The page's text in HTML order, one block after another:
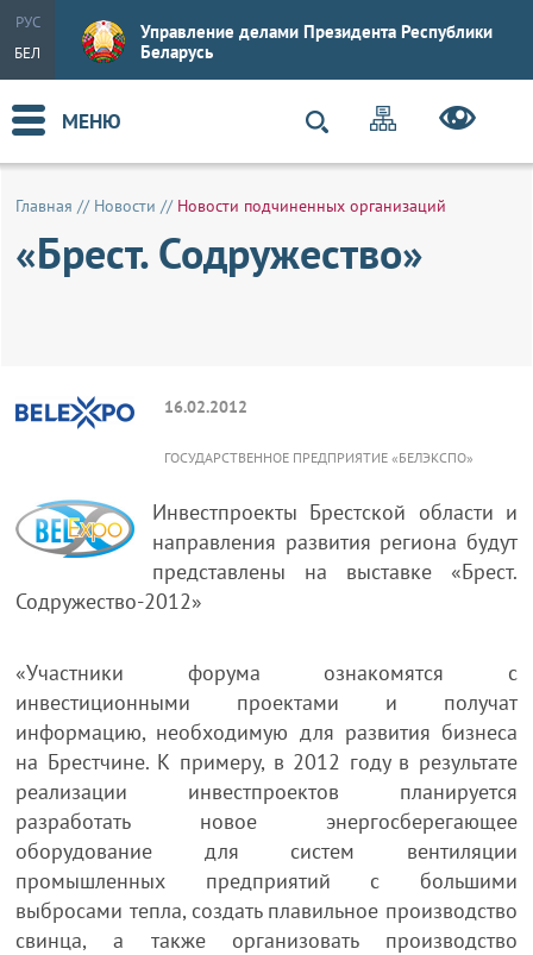
РУС
БЕЛ
Управление делами Президента Республики
Беларусь
МЕНЮ
Главная // Новости // Новости подчиненных организаций
«Брест. Содружество»
16.02.2012
ГОСУДАРСТВЕННОЕ ПРЕДПРИЯТИЕ «БЕЛЭКСПО»
Инвестпроекты Брестской области и
направления развития региона будут
представлены на выставке «Брест.
Содружество-2012»
«Участники форума ознакомятся с
инвестиционными проектами и получат
информацию, необходимую для развития бизнеса
на Брестчине. К примеру, в 2012 году в результате
реализации инвестпроектов планируется
разработать новое энергосберегающее
оборудование для систем вентиляции
промышленных предприятий с большими
выбросами тепла, создать плавильное производство
свинца, а также организовать производство